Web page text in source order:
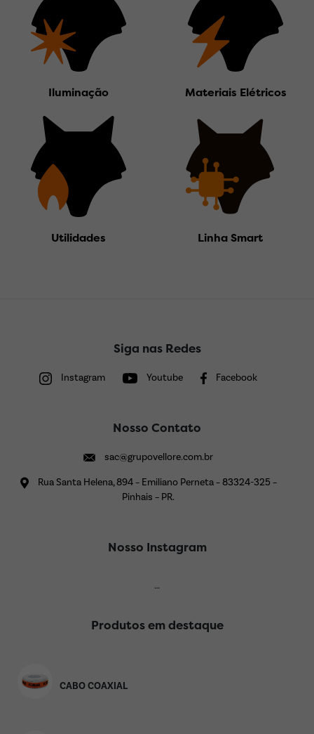
Iluminação Materiais Elétricos
Utilidades Linha Smart
Siga nas Redes
Instagram Youtube Facebook
Nosso Contato
sac@grupovellore.com.br
Rua Santa Helena, 894 – Emiliano Perneta – 83324-325 –
Pinhais – PR.
Nosso Instagram
…
Produtos em destaque
CABO COAXIAL